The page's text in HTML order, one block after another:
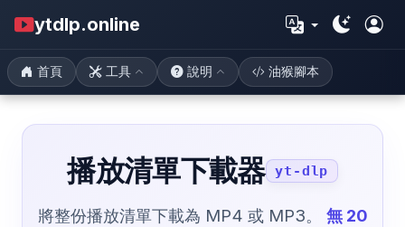
ytdlp.online
首頁 工具 說明 油猴腳本
播放清單下載器 yt-dlp
將整份播放清單下載為 MP4 或 MP3。 無 20